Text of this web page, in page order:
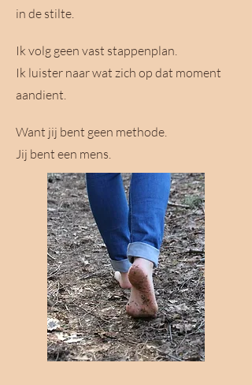
in de stilte.
Ik volg geen vast stappenplan.
Ik luister naar wat zich op dat moment
aandient.
Want jij bent geen methode.
Jij bent een mens.